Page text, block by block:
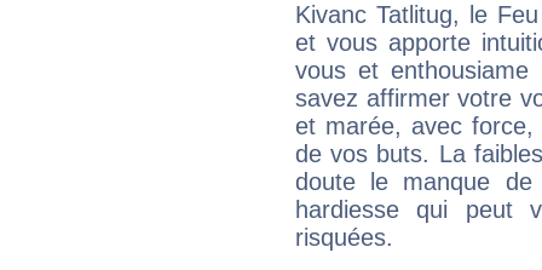
Kivanc Tatlitug, le
et vous apporte
vous et
savez affirmer votre
et marée, avec
de vos buts. La
doute le manque
hardiesse qui peut
risquées.